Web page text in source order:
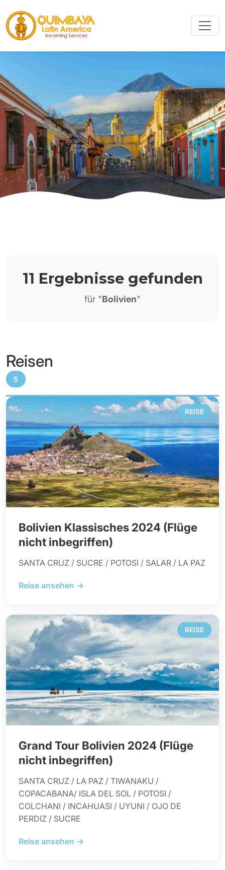
Suche
Suchen
11 Ergebnisse gefunden
für "Bolivien"
Reisen
5
REISE
Bolivien Klassisches 2024 (Flüge
nicht inbegriffen)
SANTA CRUZ / SUCRE / POTOSI / SALAR / LA PAZ
Reise ansehen →
REISE
Grand Tour Bolivien 2024 (Flüge
nicht inbegriffen)
SANTA CRUZ / LA PAZ / TIWANAKU /
COPACABANA/ ISLA DEL SOL / POTOSI /
COLCHANI / INCAHUASI / UYUNI / OJO DE
PERDIZ / SUCRE
Reise ansehen →